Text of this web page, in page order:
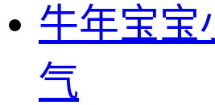
牛年宝宝
气